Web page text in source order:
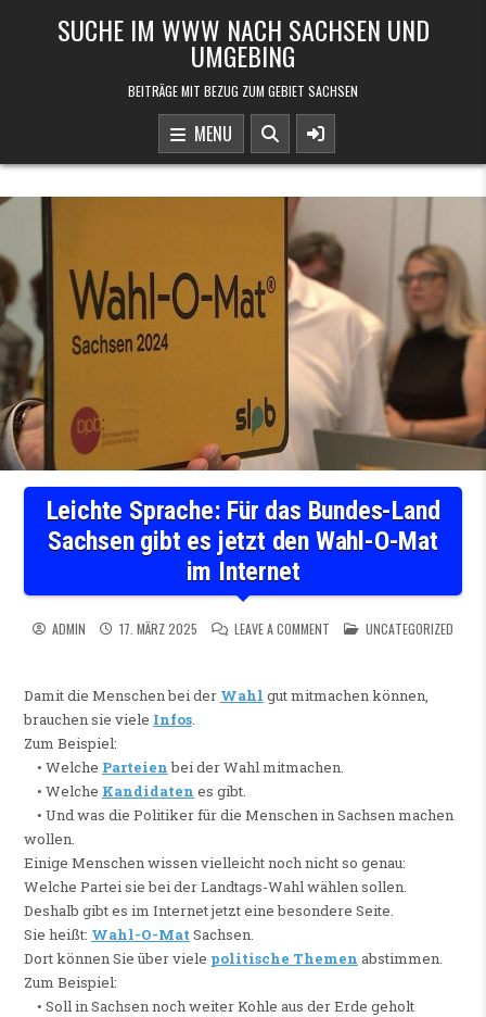
SUCHE IM WWW NACH SACHSEN UND
UMGEBING
BEITRÄGE MIT BEZUG ZUM GEBIET SACHSEN
MENU
Leichte Sprache: Für das Bundes-Land
Sachsen gibt es jetzt den Wahl-O-Mat
im Internet
ADMIN 17. MÄRZ 2025 LEAVE A COMMENT ON LEICHTE SPRACHE: FÜR
POSTED IN
UNCATEGORIZED
Damit die Menschen bei der Wahl gut mitmachen können,
brauchen sie viele Infos.
Zum Beispiel:
• Welche Parteienbei der Wahl mitmachen.
• Welche Kandidaten es gibt.
• Und was die Politiker für die Menschen in Sachsen machen
wollen.
Einige Menschen wissen vielleicht noch nicht so genau:
Welche Partei sie bei der Landtags-Wahl wählen sollen.
Deshalb gibt es im Internet jetzt eine besondere Seite.
Sie heißt: Wahl-O-Mat Sachsen.
Dort können Sie über viele politische Themen abstimmen.
Zum Beispiel:
• Soll in Sachsen noch weiter Kohle aus der Erde geholt